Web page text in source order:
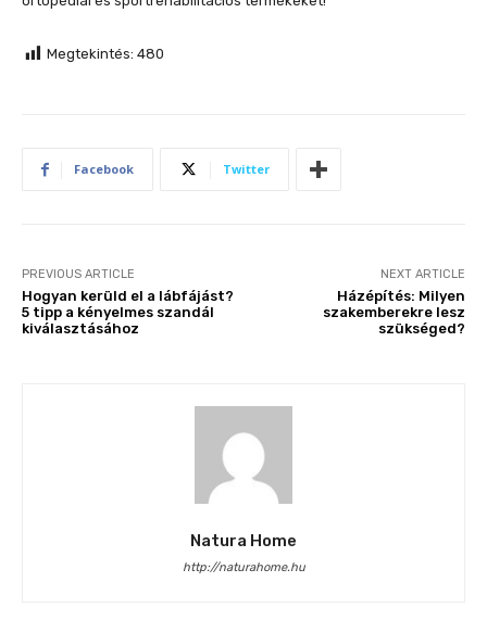
Megtekintés: 480
Facebook Twitter
PREVIOUS ARTICLE
Hogyan kerüld el a lábfájást?
5 tipp a kényelmes szandál
kiválasztásához
NEXT ARTICLE
Házépítés: Milyen
szakemberekre lesz
szükséged?
Natura Home
http://naturahome.hu